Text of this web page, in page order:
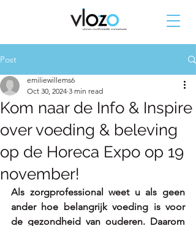
Post
Kom naar de Info & Inspire
over voeding & beleving
op de Horeca Expo op 19
november!
emiliewillems6
Oct 30, 2024 3 min read
Als zorgprofessional weet u als geen
ander hoe belangrijk voeding is voor
de gezondheid van ouderen. Daarom